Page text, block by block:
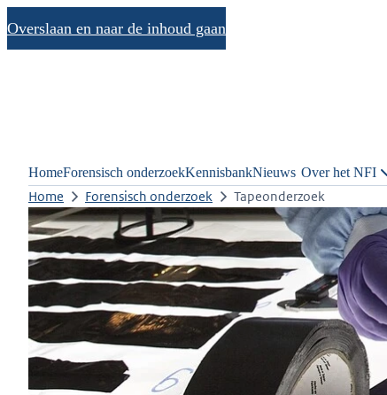
Overslaan en naar de inhoud gaan
HomeForensisch onderzoekKennisbankNieuws Over het NFI
Home Forensisch onderzoek Tapeonderzoek